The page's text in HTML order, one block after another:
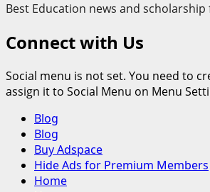
Best Education news and scholarship
Connect with Us
Social menu is not set. You need to
assign it to Social Menu on Menu
Primary
Menu
Blog
Blog
Buy Adspace
Hide Ads for Premium Members
Home